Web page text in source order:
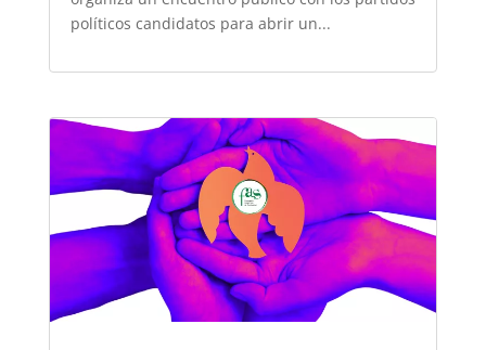
políticos candidatos para abrir un...